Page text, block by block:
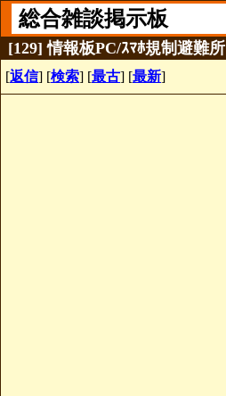
総合雑談掲示板
[129] 情報板PC/ｽﾏﾎ規制避難所
[返信] [検索] [最古] [最新]